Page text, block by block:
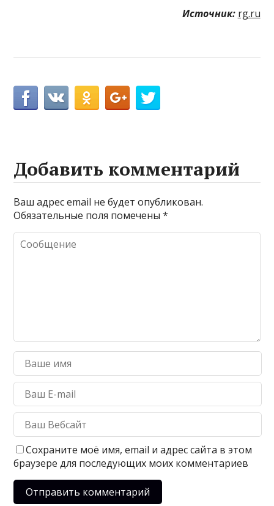
Источник: rg.ru
Добавить комментарий
Ваш адрес email не будет опубликован.
Обязательные поля помечены*
Сохраните моё имя, email и адрес сайта в этом
браузере для последующих моих комментариев